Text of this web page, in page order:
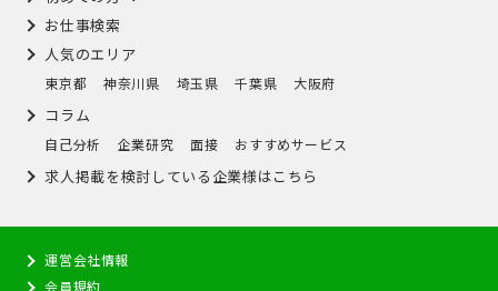
お仕事検索
人気のエリア
東京都 神奈川県 埼玉県 千葉県 大阪府
コラム
自己分析 企業研究 面接 おすすめサービス
求人掲載を検討している企業様はこちら
運営会社情報
会員規約